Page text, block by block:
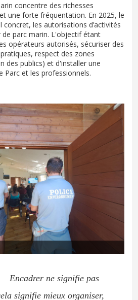
concentre des richesses
une forte fréquentation. En 2025, le
les autorisations d’activités
parc marin. L'objectif étant
opérateurs autorisés, sécuriser des
respect des zones
des publics) et d'installer une
Parc et les professionnels.
Encadrer ne signifie pas
signifie mieux organiser,